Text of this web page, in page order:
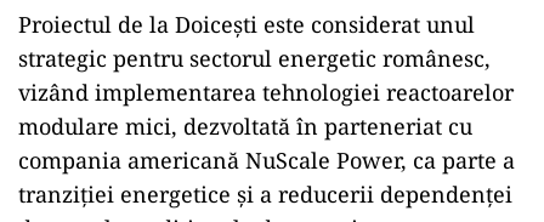
Proiectul de la Doicești este considerat unul
strategic pentru sectorul energetic românesc,
vizând implementarea tehnologiei reactoarelor
modulare mici, dezvoltată în parteneriat cu
compania americană NuScale Power, ca parte a
tranziției energetice și a reducerii dependenței